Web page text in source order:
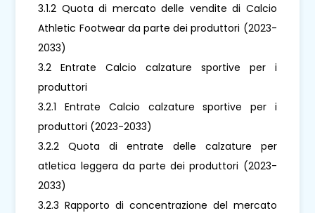
3.1.2 Quota di mercato delle vendite di Calcio
Athletic Footwear da parte dei produttori (2023-
2033)
3.2 Entrate Calcio calzature sportive per i
produttori
3.2.1 Entrate Calcio calzature sportive per i
produttori (2023-2033)
3.2.2 Quota di entrate delle calzature per
atletica leggera da parte dei produttori (2023-
2033)
3.2.3 Rapporto di concentrazione del mercato